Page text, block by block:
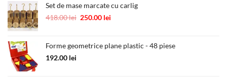
fost:
89.00 lei.
55.00 lei.
Set de mase marcate cu carlig
418.00lei Prețul
fost:
250.00 lei
250.00 lei.
Forme geometrice plane plastic - 48 piese
192.00 lei